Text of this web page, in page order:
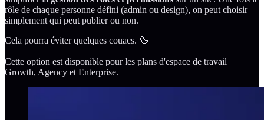
rôle de chaque personne défini (admin ou design), on peut choisir
simplement qui peut publier ou non.
Cela pourra éviter quelques couacs. 🦆
Cette option est disponible pour les plans d'espace de travail
Growth, Agency et Enterprise.